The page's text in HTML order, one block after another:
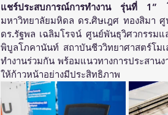
แชร์ประสบการณ์การทำงาน รุ่นที่ 1”
มหาวิทยาลัยมหิดล ดร.ศิษเฎศ ทองสิมา
ดร.รัฐพล เฉลิมโรจน์ ศูนย์พันธุวิศวกรรม
พิบูลโภคานันท์ สถาบันชีววิทยาศาสตร์โม
ทำงานร่วมกัน พร้อมแนวทางการประสาน
ให้ก้าวหน้าอย่างมีประสิทธิภาพ